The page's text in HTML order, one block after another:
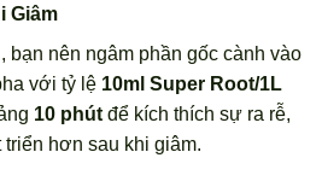
Giâm
bạn nên ngâm phần gốc cành vào
với tỷ lệ 10ml Super Root/1L
10 phút để kích thích sự ra rễ,
hơn sau khi giâm.